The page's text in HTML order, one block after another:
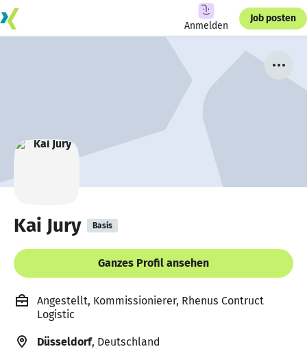
Anmelden
Job posten
Kai Jury Basis
Ganzes Profil ansehen
Angestellt, Kommissionierer, Rhenus Contruct
Logistic
Düsseldorf, Deutschland